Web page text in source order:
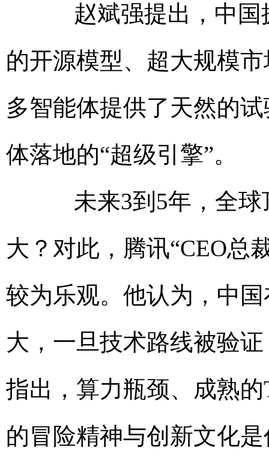
赵斌强提出，中国
的开源模型、超大规模
多智能体提供了天然的
体落地的“超级引擎”。
未来3到5年，全球
大？对此，腾讯“CEO总
较为乐观。他认为，中
大，一旦技术路线被验
指出，算力瓶颈、成熟
的冒险精神与创新文化